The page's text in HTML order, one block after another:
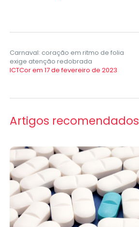
Carnaval: coração em ritmo de folia
exige atenção redobrada
ICTCor em 17 de fevereiro de 2023
Artigos recomendados